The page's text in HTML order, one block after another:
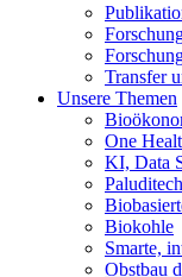
Transfer
Unsere Themen
One
KI, Data
Biokohle
Smarte,
Obstbau